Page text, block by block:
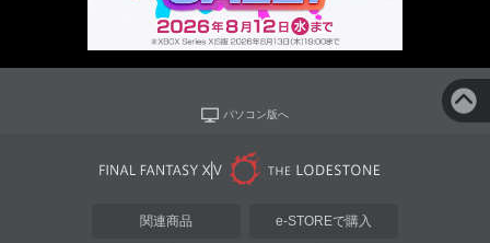
パソコン版へ
関連商品 e-STOREで購入